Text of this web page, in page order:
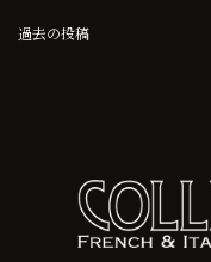
投
過去の投稿